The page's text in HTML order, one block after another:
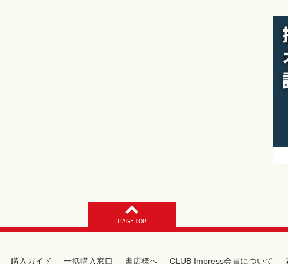
PAGE TOP
購入ガイド 一括購入窓口 書店様へ CLUB Impress会員について